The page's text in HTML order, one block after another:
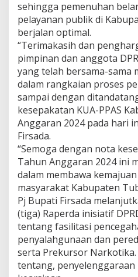
n
d
sehingga pemenuhan
pelayanan publik di
berjalan optimal.
“Terimakasih dan
pimpinan dan anggota
yang telah bersama-sama
dalam rangkaian proses
sampai dengan
kesepakatan KUA-PPAS
Anggaran 2024 pada hari
Firsada.
“Semoga dengan nota
Tahun Anggaran 2024 ini
dalam membawa
masyarakat Kabupaten
Pj Bupati Firsada
(tiga) Raperda inisiatif
tentang fasilitasi
penyalahgunaan dan
serta Prekursor Narkotika.
tentang,